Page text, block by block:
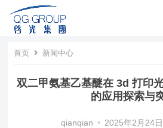
首页 新闻中心
双二甲氨基乙基醚在 3d 打印
的应用探索与
qianqian • 2025年2月24日